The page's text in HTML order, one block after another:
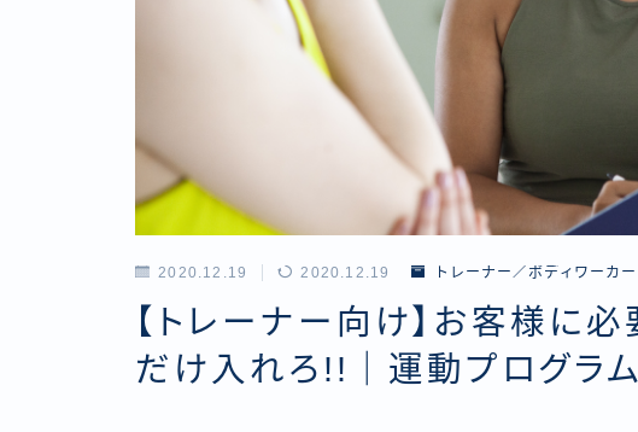
2020.12.19 2020.12.19 トレーナー／ボディワーカー
【トレーナー向け】お客様に
だけ入れろ!!｜運動プログラ